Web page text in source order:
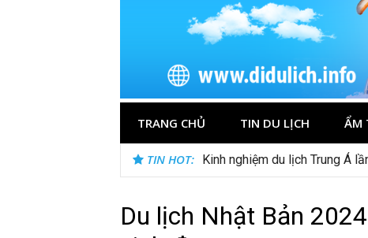
TRANG CHỦ TIN DU LỊCH ẨM
TIN HOT: Kinh nghiệm du lịch Trung Á
Du lịch Nhật Bản